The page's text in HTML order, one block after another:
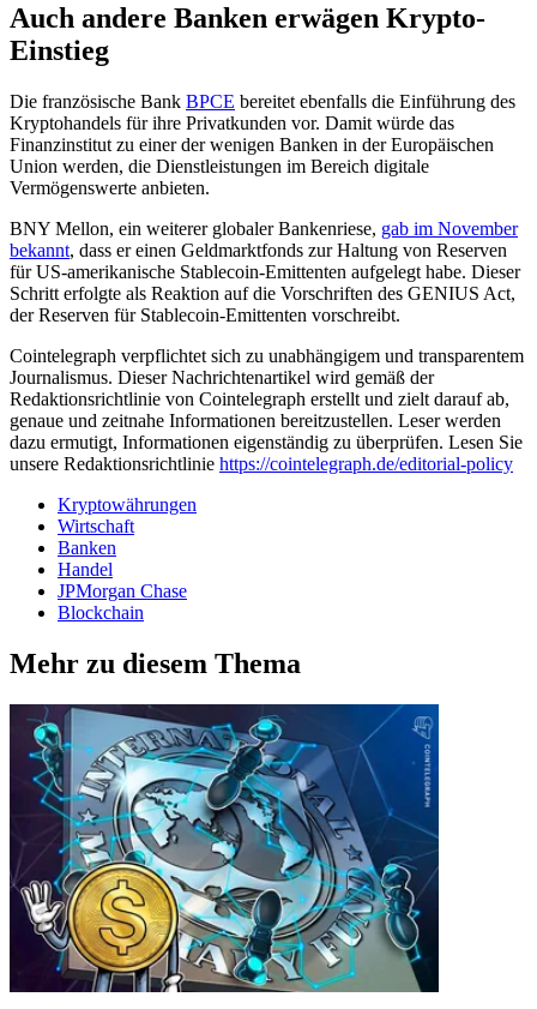
Auch andere Banken erwägen Krypto-
Einstieg
Die französische Bank BPCE bereitet ebenfalls die Einführung des
Kryptohandels für ihre Privatkunden vor. Damit würde das
Finanzinstitut zu einer der wenigen Banken in der Europäischen
Union werden, die Dienstleistungen im Bereich digitale
Vermögenswerte anbieten.
BNY Mellon, ein weiterer globaler Bankenriese, gab im November
bekannt, dass er einen Geldmarktfonds zur Haltung von Reserven
für US-amerikanische Stablecoin-Emittenten aufgelegt habe. Dieser
Schritt erfolgte als Reaktion auf die Vorschriften des GENIUS Act,
der Reserven für Stablecoin-Emittenten vorschreibt.
Cointelegraph verpflichtet sich zu unabhängigem und transparentem
Journalismus. Dieser Nachrichtenartikel wird gemäß der
Redaktionsrichtlinie von Cointelegraph erstellt und zielt darauf ab,
genaue und zeitnahe Informationen bereitzustellen. Leser werden
dazu ermutigt, Informationen eigenständig zu überprüfen. Lesen Sie
unsere Redaktionsrichtlinie https://cointelegraph.de/editorial-policy
Kryptowährungen
Wirtschaft
Banken
Handel
JPMorgan Chase
Blockchain
Mehr zu diesem Thema